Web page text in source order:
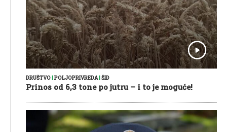
DRUŠTVO POLJOPRIVREDA| ŠID
Prinos od 6,3 tone po jutru – i to je moguće!